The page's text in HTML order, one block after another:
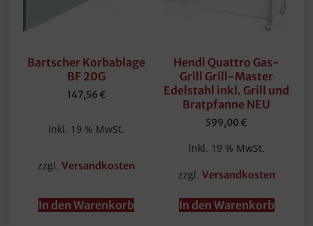
Bartscher Korbablage
BF 20G
147,56 €
inkl. 19 % MwSt.
zzgl.Versandkosten
In den Warenkorb
Hendi Quattro Gas-
Grill Grill-Master
Edelstahl inkl. Grill und
Bratpfanne NEU
599,00 €
inkl. 19 % MwSt.
zzgl. Versandkosten
In den Warenkorb